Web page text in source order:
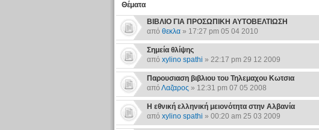
Θέματα
ΒΙΒΛΙΟ ΓΙΑ ΠΡΟΣΩΠΙΚΗ ΑΥΤΟΒΕΛΤΙΩΣΗ
από θεκλα» 17:27 pm 05 04 2010
Σημεία θλίψης
από xylino spathi » 22:17 pm 29 12 2009
Παρουσιαση βιβλιου του Τηλεμαχου Κωτσια
από Λαζαρος » 12:31 pm 07 05 2008
Η εθνική ελληνική μειονότητα στην Αλβανία
από xylino spathi » 00:20 am 25 03 2009